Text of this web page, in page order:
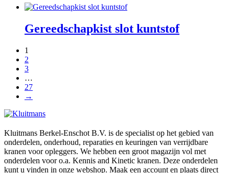
Gereedschapkist slot kuntstof
1
2
3
…
27
→
Kluitmans Berkel-Enschot B.V. is de specialist op het gebied van
onderdelen, onderhoud, reparaties en keuringen van verrijdbare
kranen voor opleggers. We hebben een groot magazijn vol met
onderdelen voor o.a. Kennis and Kinetic kranen. Deze onderdelen
kunt u vinden in onze webshop. Maak een account en plaats direct